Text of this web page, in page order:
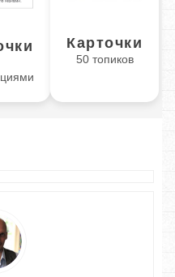
Карточки
50 топиков